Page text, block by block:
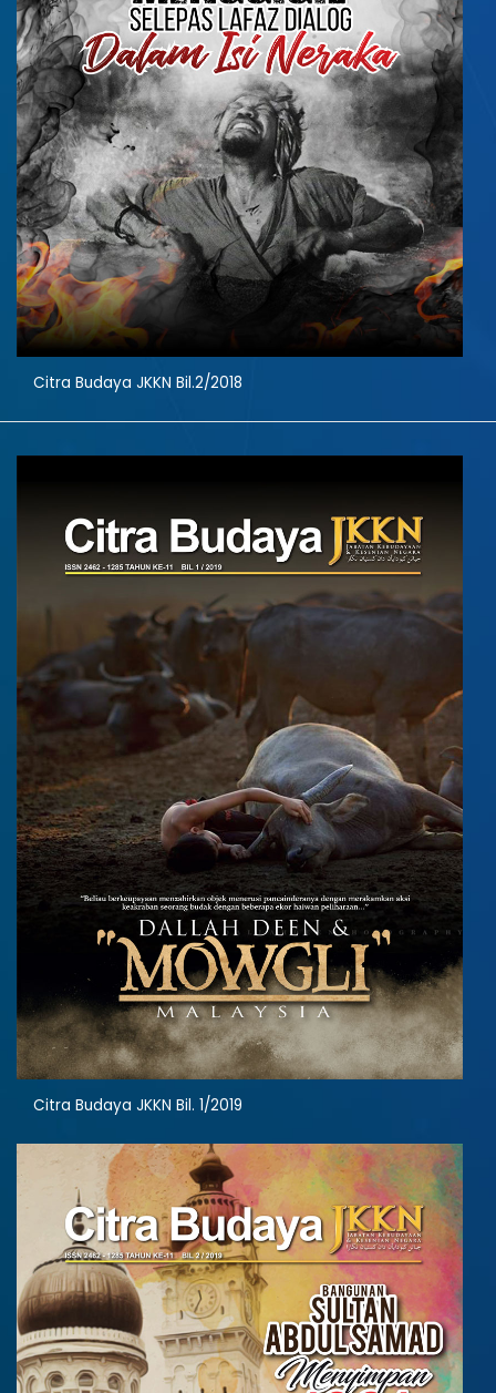
Citra Budaya JKKN Bil.2/2018
Citra Budaya JKKN Bil. 1/2019